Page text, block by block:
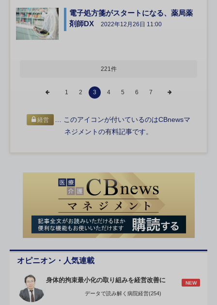
電子処方箋がスタートになる、薬局薬
剤師DX
2022年12月26日 11:00
221件
1 2 3 4 5 6 7
経営
… このアイコンが付いているのはCBnewsマ
ネジメントの有料記事です。
オピニオン・人気連載
身体的拘束最小化の取り組みを経営改善に NEW
データで読み解く病院経営(254)